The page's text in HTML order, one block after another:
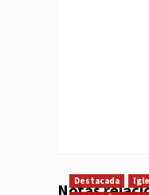
Notas
Destacada